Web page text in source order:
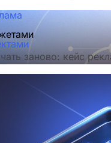
заново: кейс